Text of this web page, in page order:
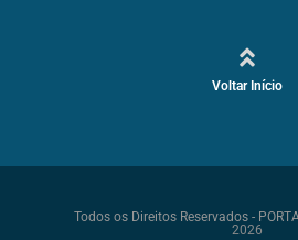
Voltar Início
Todos os Direitos Reservados -
2026